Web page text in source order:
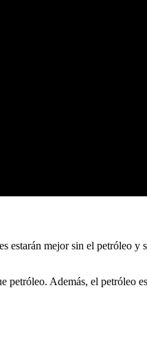
estarán mejor sin el petróleo
Además, el petróleo